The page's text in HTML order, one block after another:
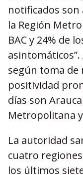
notificados son
la Región
BAC y 24% de
según toma de
positividad
días son
Metropolitana
La autoridad
cuatro
los últimos